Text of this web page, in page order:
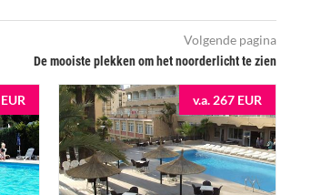
Volgende pagina
De mooiste plekken om het noorderlicht te zien
v.a. 267 EUR